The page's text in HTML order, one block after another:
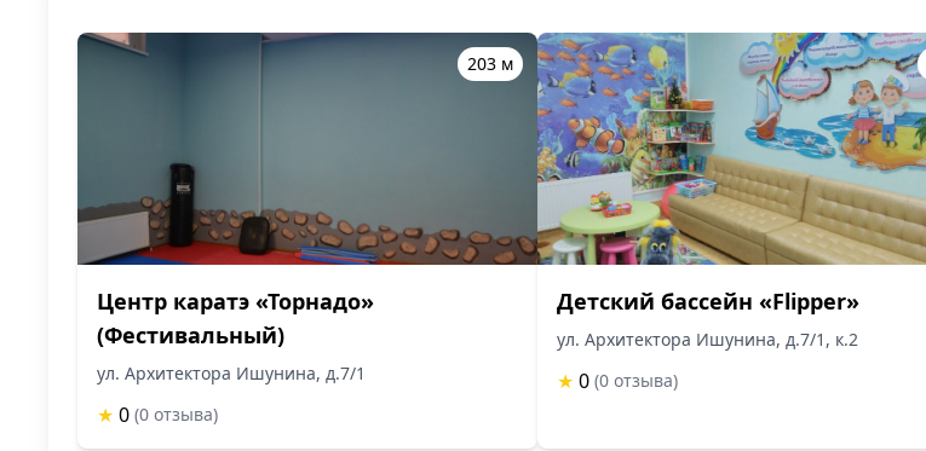
203 м
Центр каратэ «Торнадо»
(Фестивальный)
ул. Архитектора Ишунина, д.7/1
★ 0 (0 отзыва)
Детский бассейн «Flipper»
ул. Архитектора Ишунина, д.7/1, к.2
★ 0 (0 отзыва)